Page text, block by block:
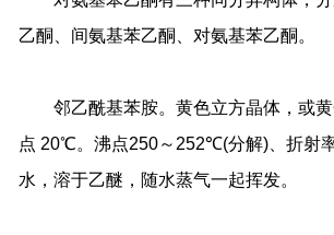
乙酮、间氨基苯乙酮、对氨基苯乙酮。
邻乙酰基苯胺。黄色立方晶体，或
点 20℃。沸点250～ 252℃(分解)、折射
水，溶于乙醚，随水蒸气一起挥发。